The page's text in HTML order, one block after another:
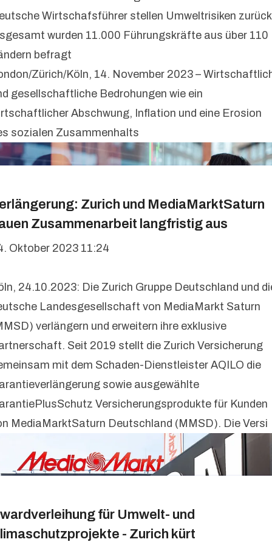
Wirtschafsführer stellen Umweltrisiken zurück
wurden 11.000 Führungskräfte aus über 110
befragt
Zürich/Köln, 14. November 2023 –
gesellschaftliche Bedrohungen wie ein
Abschwung, Inflation und eine Erosion
sozialen Zusammenhalts
Zurich und MediaMarktSaturn
Zusammenarbeit langfristig aus
Oktober 2023 11:24
24.10.2023: Die Zurich Gruppe Deutschland und
Landesgesellschaft von MediaMarkt Saturn
verlängern und erweitern ihre exklusive
Seit 2019 stellt die Zurich Versicherung
mit dem Schaden-Dienstleister AQILO die
sowie ausgewählte
Versicherungsprodukte für Kunden
MediaMarktSaturn Deutschland (MMSD). Die Versi
für Umwelt- und
- Zurich kürt